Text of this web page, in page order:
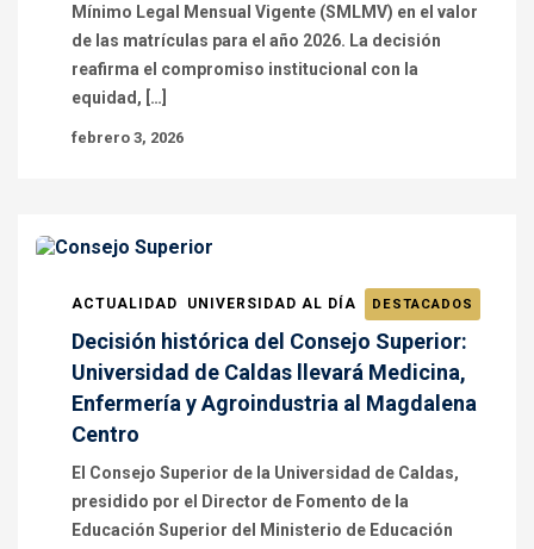
Mínimo Legal Mensual Vigente (SMLMV) en el valor
de las matrículas para el año 2026. La decisión
reafirma el compromiso institucional con la
equidad, […]
febrero 3, 2026
ACTUALIDAD UNIVERSIDAD AL DÍA DESTACADOS
Decisión histórica del Consejo Superior:
Universidad de Caldas llevará Medicina,
Enfermería y Agroindustria al Magdalena
Centro
El Consejo Superior de la Universidad de Caldas,
presidido por el Director de Fomento de la
Educación Superior del Ministerio de Educación